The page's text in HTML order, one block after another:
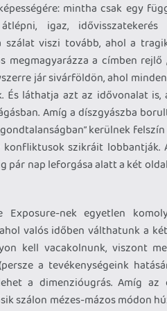
mintha csak egy
igaz,
viszi tovább, ahol a
a címben rejlő
jár sivárföldön, ahol
És láthatja azt az idővonalat is,
Amíg a díszgyászba
kerülnek
szikráit lobbantják.
pár nap leforgása alatt a két
Exposure-nek egyetlen
valós időben válthatunk a
kell vacakolnunk, viszont
a tevékenységeink
a dimenzióugrás. Amíg az
szálon mézes-mázos módon